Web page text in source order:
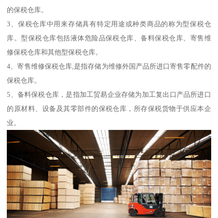
的保税仓库。
3、保税仓库中用来存储具有特定用途或种类商品的称为型保税仓
库。型保税仓库包括液体危险品保税仓库、备料保税仓库、寄售维
修保税仓库和其他型保税仓库。
4、寄售维修保税仓库,是指存储为维修外国产品所进口寄售零配件的
保税仓库。
5、备料保税仓库，是指加工贸易企业存储为加工复出口产品所进口
的原材料、设备及其零部件的保税仓库，所存保税货物于供应本企
业。